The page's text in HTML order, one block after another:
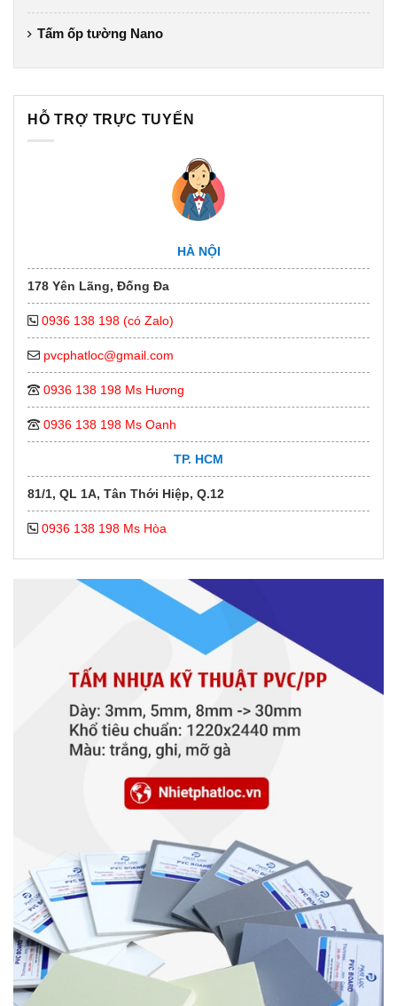
Tấm ốp tường Nano
HỖ TRỢ TRỰC TUYẾN
HÀ NỘI
178 Yên Lãng, Đống Đa
0936 138 198 (có Zalo)
pvcphatloc@gmail.com
0936 138 198 Ms Hương
0936 138 198 Ms Oanh
TP. HCM
81/1, QL 1A, Tân Thới Hiệp, Q.12
0936 138 198 Ms Hòa